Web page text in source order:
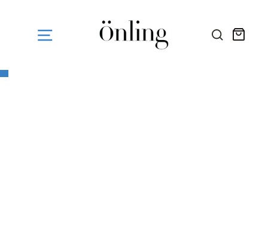
SØG HER